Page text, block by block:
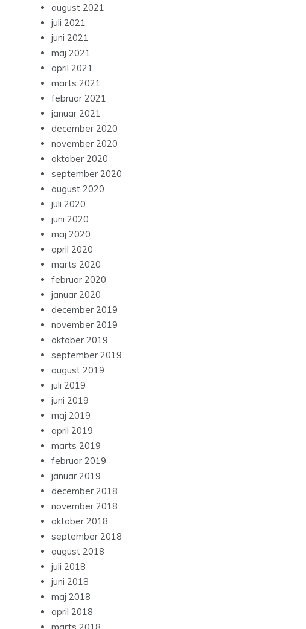
august 2021
juli 2021
juni 2021
maj 2021
april 2021
marts 2021
februar 2021
januar 2021
december 2020
november 2020
oktober 2020
september 2020
august 2020
juli 2020
juni 2020
maj 2020
april 2020
marts 2020
februar 2020
januar 2020
december 2019
november 2019
oktober 2019
september 2019
august 2019
juli 2019
juni 2019
maj 2019
april 2019
marts 2019
februar 2019
januar 2019
december 2018
november 2018
oktober 2018
september 2018
august 2018
juli 2018
juni 2018
maj 2018
april 2018